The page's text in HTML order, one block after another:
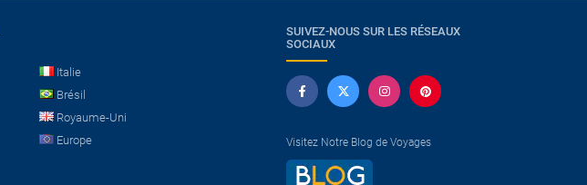
Italie
Brésil
Royaume-Uni
Europe
SUIVEZ-NOUS SUR LES RÉSEAUX
SOCIAUX
Visitez Notre Blog de Voyages